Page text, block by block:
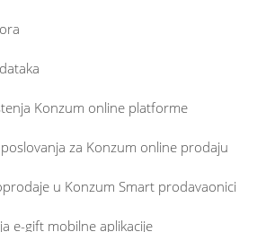
Konzum online platforme
za Konzum online prodaju
u Konzum Smart prodavaonici
e-gift mobilne aplikacije